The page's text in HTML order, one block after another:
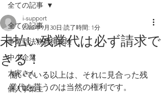
全ての記事
事業型法務費用保険
中小企業
大家さん
個人事業主
全ての記事
未払い残業代は必ず請求で
きる！
i-support
2022年9月30日 読了時間: 1分
働いている以上は、それに見合った残
業代を貰うのは当然の権利です。